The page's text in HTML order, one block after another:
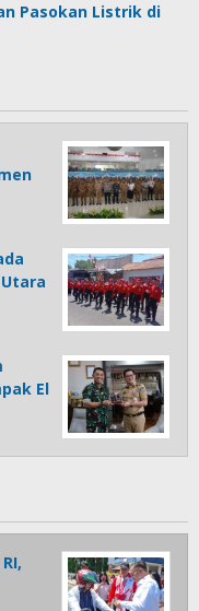
Pasokan Listrik di
El